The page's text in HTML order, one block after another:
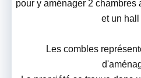
pour y aménager 2
et un hall
Les combles